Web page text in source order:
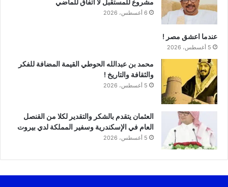
6 أغسطس، 2026
عندما اعشق مصر !
5 أغسطس، 2026
محمد بن عبدالله الحوطي القيمة المضافة للفكر
والثقافة والتاريخ !
5 أغسطس، 2026
العثمان يتقدم بالشكر والتقدير لكلا من القنصل
العام في الإسكندرية وسفير المملكة لدي بيروت
5 أغسطس، 2026